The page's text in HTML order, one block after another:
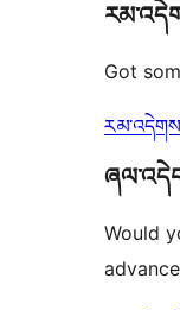
reviews
Got
Would